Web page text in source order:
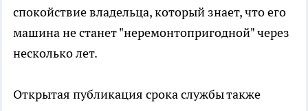
спокойствие владельца, который знает, что его
машина не станет "неремонтопригодной" через
несколько лет.
Открытая публикация срока службы также